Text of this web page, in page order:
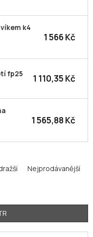
k4
1 566 Kč
fp25 1 110,35 Kč
1 565,88 Kč
Nejprodávanější